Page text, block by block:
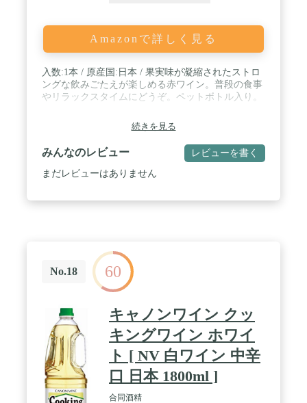
Amazonで詳しく見る
入数:1本 / 原産国:日本 / 果実味が凝縮されたストロ
ングな飲みごたえが楽しめる赤ワイン。普段の食事
やリラックスタイムにどうぞ。ペットボトル入り。
続きを見る
みんなのレビュー レビューを書く
まだレビューはありません
No.18 60
キャノンワイン クッ
キングワイン ホワイ
ト [ NV 白ワイン 中辛
口 日本 1800ml ]
合同酒精